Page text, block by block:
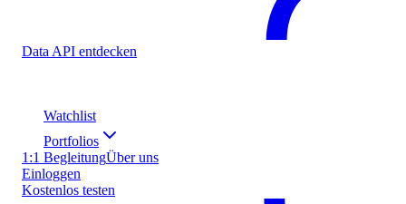
Data API entdecken
Watchlist
Portfolios
1:1 BegleitungÜber uns
Einloggen
Kostenlos testen